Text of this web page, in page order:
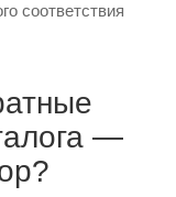
соответствия
—